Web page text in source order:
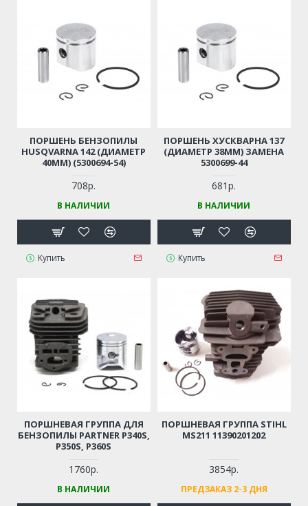
ПОРШЕНЬ БЕНЗОПИЛЫ
HUSQVARNA 142 (ДИАМЕТР
40ММ) (5300694-54)
708р.
В НАЛИЧИИ
Купить
ПОРШЕНЬ ХУСКВАРНА 137
(ДИАМЕТР 38ММ) ЗАМЕНА
5300699-44
681р.
В НАЛИЧИИ
Купить
ПОРШНЕВАЯ ГРУППА ДЛЯ
БЕНЗОПИЛЫ PARTNER P340S,
P350S, P360S
1760р.
В НАЛИЧИИ
ПОРШНЕВАЯ ГРУППА STIHL
MS211 11390201202
3854р.
ПРЕДЗАКАЗ 2-3 ДНЯ